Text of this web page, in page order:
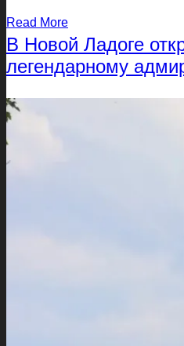
Read More
В Новой Ладоге
легендарному